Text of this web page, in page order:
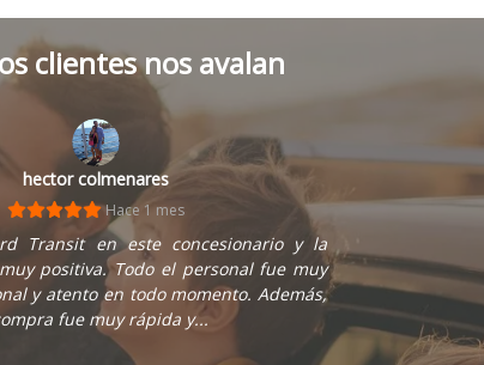
clientes nos avalan
hector colmenares
Hace 1 mes
Transit en este concesionario y la
positiva. Todo el personal fue muy
y atento en todo momento. Además,
fue muy rápida y...